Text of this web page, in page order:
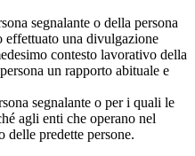
segnalante o della persona
effettuato una divulgazione
contesto lavorativo della
un rapporto abituale e
segnalante o per i quali le
agli enti che operano nel
delle predette persone.